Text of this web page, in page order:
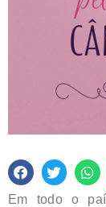
Em todo o